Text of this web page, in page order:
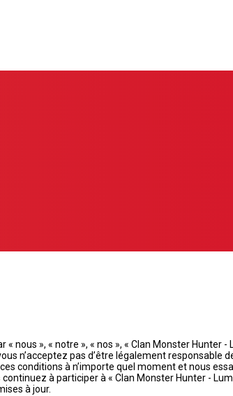
nous », « notre », « nos », « Clan Monster
n’acceptez pas d’être légalement responsable
conditions à n’importe quel moment et nous
à participer à « Clan Monster Hunter -
à jour.